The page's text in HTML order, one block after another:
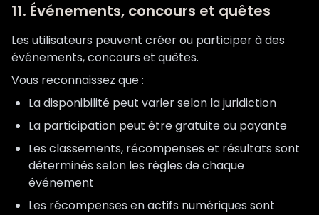
11. Événements, concours et quêtes
Les utilisateurs peuvent créer ou participer à des
événements, concours et quêtes.
Vous reconnaissez que :
La disponibilité peut varier selon la juridiction
La participation peut être gratuite ou payante
Les classements, récompenses et résultats sont
déterminés selon les règles de chaque
événement
Les récompenses en actifs numériques sont